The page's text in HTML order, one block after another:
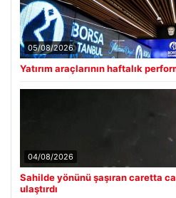
05/08/2026
Yatırım araçlarının haftalık
04/08/2026
Sahilde yönünü şaşıran caretta
ulaştırdı